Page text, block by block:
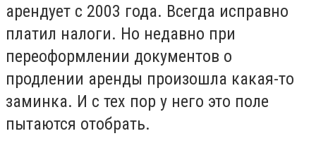
арендует с 2003 года. Всегда исправно
платил налоги. Но недавно при
переоформлении документов о
продлении аренды произошла какая-то
заминка. И с тех пор у него это поле
пытаются отобрать.